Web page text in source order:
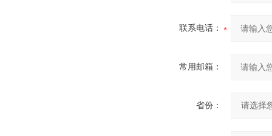
联系电话：
常用邮箱：
省份：